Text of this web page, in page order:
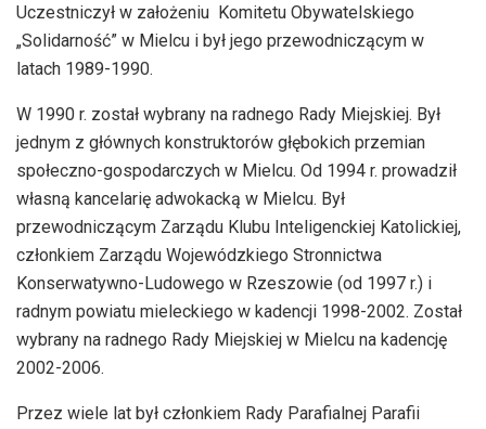
Uczestniczył w założeniu Komitetu Obywatelskiego
„Solidarność” w Mielcu i był jego przewodniczącym w
latach 1989-1990.
W 1990 r. został wybrany na radnego Rady Miejskiej. Był
jednym z głównych konstruktorów głębokich przemian
społeczno-gospodarczych w Mielcu. Od 1994 r. prowadził
własną kancelarię adwokacką w Mielcu. Był
przewodniczącym Zarządu Klubu Inteligenckiej Katolickiej,
członkiem Zarządu Wojewódzkiego Stronnictwa
Konserwatywno-Ludowego w Rzeszowie (od 1997 r.) i
radnym powiatu mieleckiego w kadencji 1998-2002. Został
wybrany na radnego Rady Miejskiej w Mielcu na kadencję
2002-2006.
Przez wiele lat był członkiem Rady Parafialnej Parafii